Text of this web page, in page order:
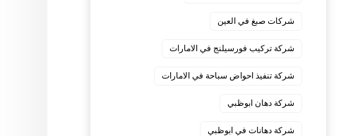
شركات صبغ في العين
شركة تركيب فورسيلنج في الامارات
شركة تنفيذ احواض سباحة في الامارات
شركة دهان ابوظبي
شركة دهانات في ابوظبي